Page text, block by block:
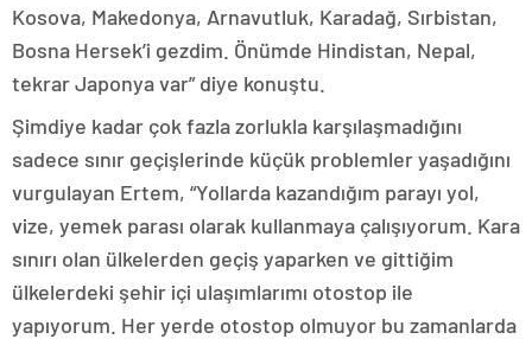
Kosova, Makedonya, Arnavutluk, Karadağ, Sırbistan,
Bosna Hersek’i gezdim. Önümde Hindistan, Nepal,
tekrar Japonya var” diye konuştu.
Şimdiye kadar çok fazla zorlukla karşılaşmadığını
sadece sınır geçişlerinde küçük problemler yaşadığını
vurgulayan Ertem, “Yollarda kazandığım parayı yol,
vize, yemek parası olarak kullanmaya çalışıyorum. Kara
sınırı olan ülkelerden geçiş yaparken ve gittiğim
ülkelerdeki şehir içi ulaşımlarımı otostop ile
yapıyorum. Her yerde otostop olmuyor bu zamanlarda